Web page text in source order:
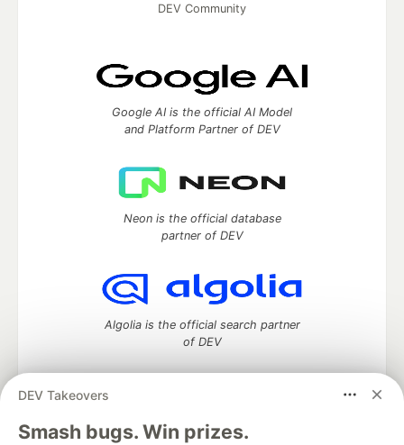
DEV Takeovers
Smash bugs. Win prizes.
DEV Community
Google AI is the official AI Model
and Platform Partner of DEV
Neon is the official database
partner of DEV
Algolia is the official search partner
of DEV
DEV Community— A space to discuss and keep up software